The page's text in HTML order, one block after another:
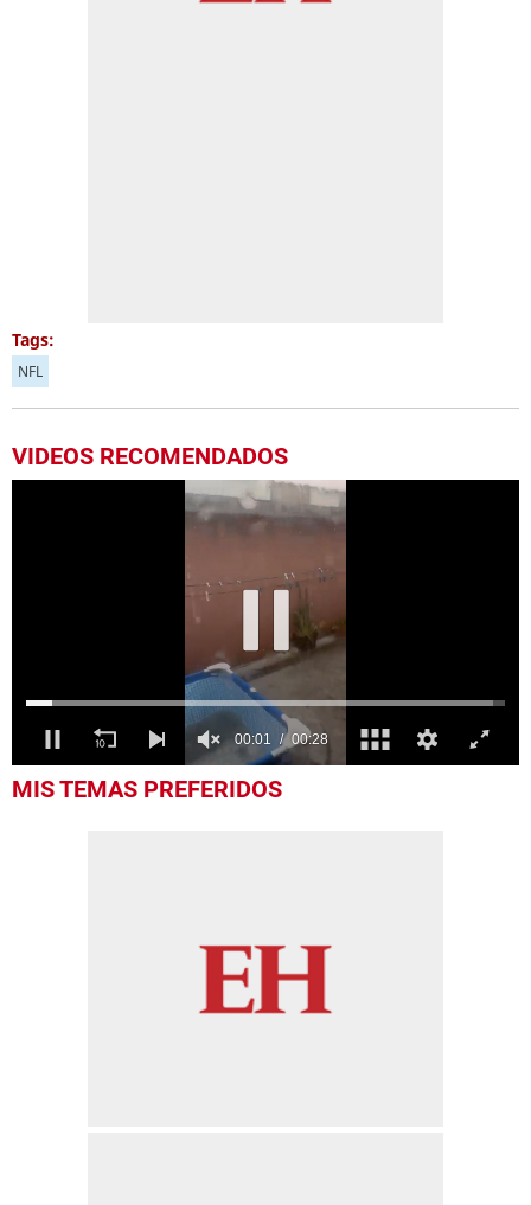
Tags:
NFL
VIDEOS RECOMENDADOS
of
MIS TEMAS PREFERIDOS